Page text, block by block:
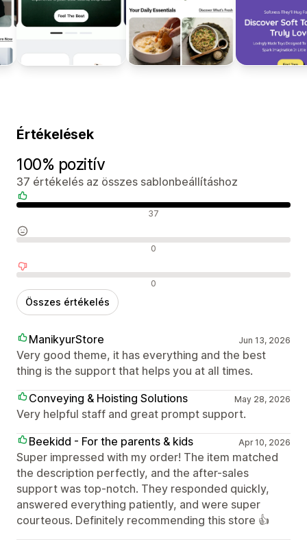
Értékelések
100% pozitív
37 értékelés az összes sablonbeállításhoz
37
0
0
Összes értékelés
ManikyurStore Jun 13, 2026
Very good theme, it has everything and the best
thing is the support that helps you at all times.
Conveying & Hoisting Solutions
May 28, 2026
Very helpful staff and great prompt support.
Beekidd - For the parents & kids
Apr 10, 2026
Super impressed with my order! The item matched
the description perfectly, and the after-sales
support was top-notch. They responded quickly,
answered everything patiently, and were super
courteous. Definitely recommending this store 👍